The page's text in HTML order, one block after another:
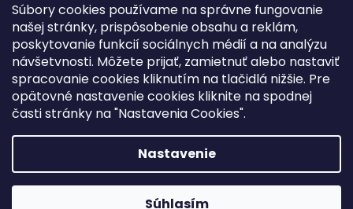
Súbory cookies používame na správne fungovanie
našej stránky, prispôsobenie obsahu a reklám,
poskytovanie funkcií sociálnych médií a na analýzu
návšetvnosti. Môžete prijať, zamietnuť alebo nastaviť
spracovanie cookies kliknutím na tlačidlá nižšie. Pre
opätovné nastavenie cookies kliknite na spodnej
časti stránky na "Nastavenia Cookies".
Nastavenie
Súhlasím
Pre firmy Poradenstvo
iliek.sk. Všetky práva vyhradené.
nastavenie cookies